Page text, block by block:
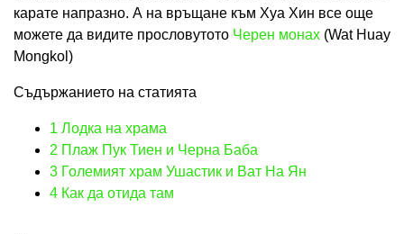
карате напразно. А на връщане към Хуа Хин все още
можете да видите прословутото Черен монах (Wat Huay
Mongkol)
Съдържанието на статията
1 Лодка на храма
2 Плаж Пук Тиен и Черна Баба
3 Големият храм Ушастик и Ват На Ян
4 Как да отида там